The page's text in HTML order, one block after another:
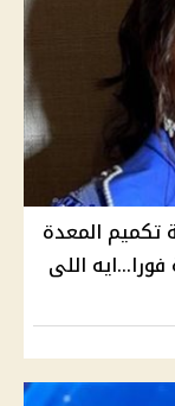
المعدة
اللى